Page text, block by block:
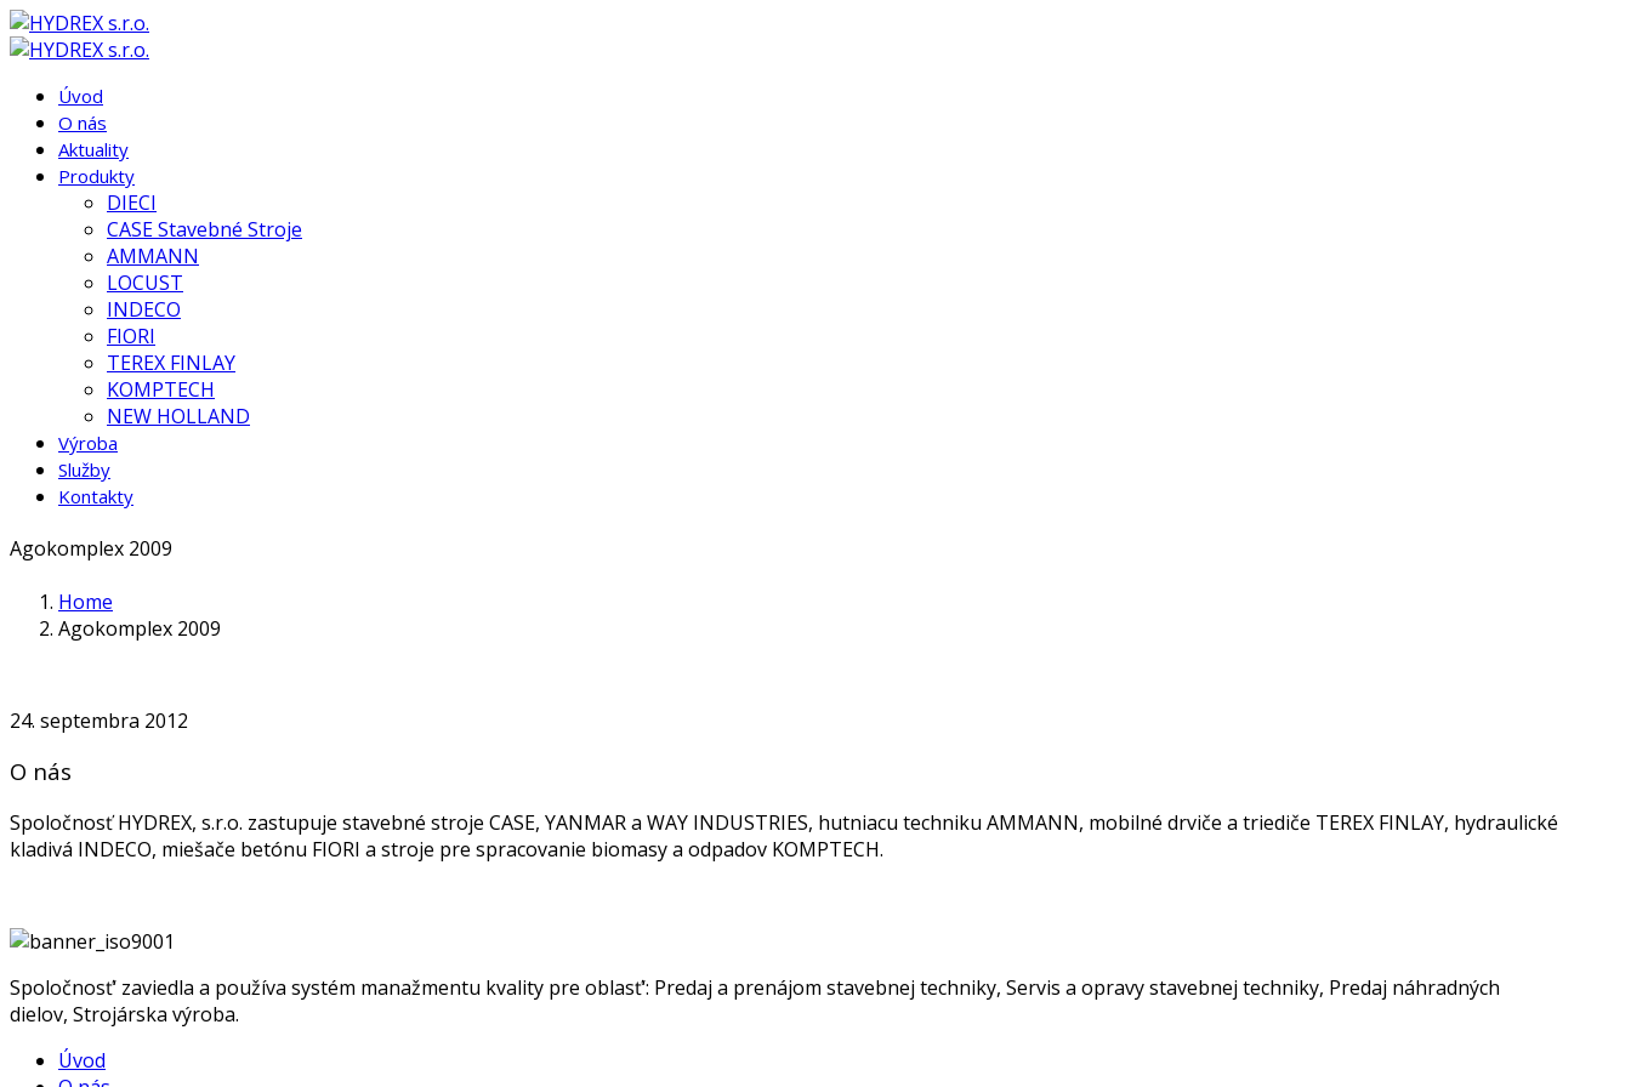
Úvod
O nás
Aktuality
Produkty
DIECI
CASE Stavebné Stroje
AMMANN
LOCUST
INDECO
FIORI
TEREX FINLAY
KOMPTECH
NEW HOLLAND
Výroba
Služby
Kontakty
Agokomplex 2009
Home
Agokomplex 2009
24. septembra 2012
O nás
Spoločnosť HYDREX, s.r.o. zastupuje stavebné stroje CASE, YANMAR a WAY INDUSTRIES, hutniacu techniku AMMANN, mobilné drviče a triediče TEREX FINLAY, hydraulické
kladivá INDECO, miešače betónu FIORI a stroje pre spracovanie biomasy a odpadov KOMPTECH.
Spoločnosť‘ zaviedla a používa systém manažmentu kvality pre oblasť‘: Predaj a prenájom stavebnej techniky, Servis a opravy stavebnej techniky, Predaj náhradných
dielov, Strojárska výroba.
Úvod